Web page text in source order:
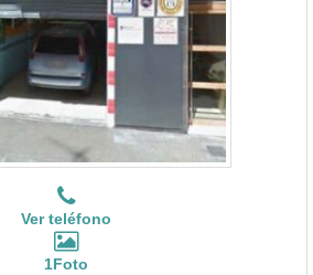
Ver teléfono
1Foto